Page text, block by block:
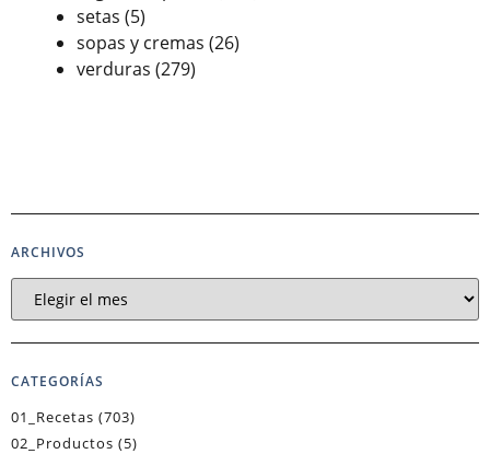
setas (5)
sopas y cremas (26)
verduras (279)
ARCHIVOS
CATEGORÍAS
01_Recetas (703)
02_Productos (5)